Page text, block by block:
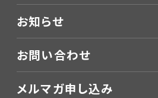
お知らせ
お問い合わせ
メルマガ申し込み